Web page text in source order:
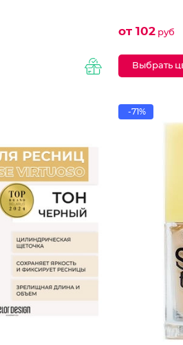
от 102 руб
Выбрать
-71%